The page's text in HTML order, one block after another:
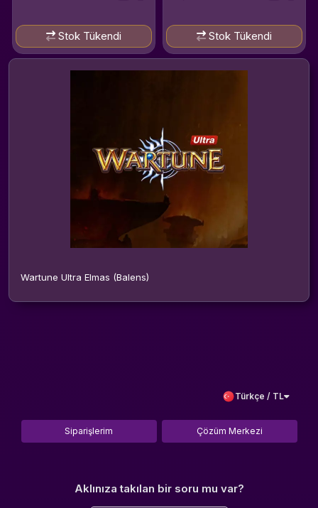
Stok Tükendi Stok Tükendi
Wartune Ultra Elmas (Balens)
Türkçe / TL
Siparişlerim Çözüm Merkezi
Aklınıza takılan bir soru mu var?